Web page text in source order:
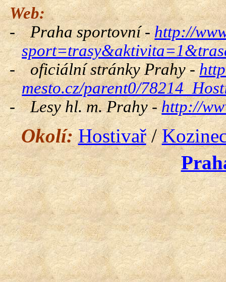
Web:
-
Praha sportovní -http://
-
oficiální stránky Prahy -
mesto.cz/parent0/
-
Lesy hl. m. Prahy -http://
Okolí: Hostivař/